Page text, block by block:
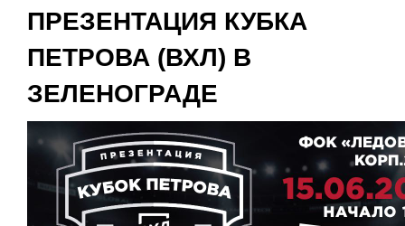
ПРЕЗЕНТАЦИЯ КУБКА
ПЕТРОВА (ВХЛ) В
ЗЕЛЕНОГРАДЕ